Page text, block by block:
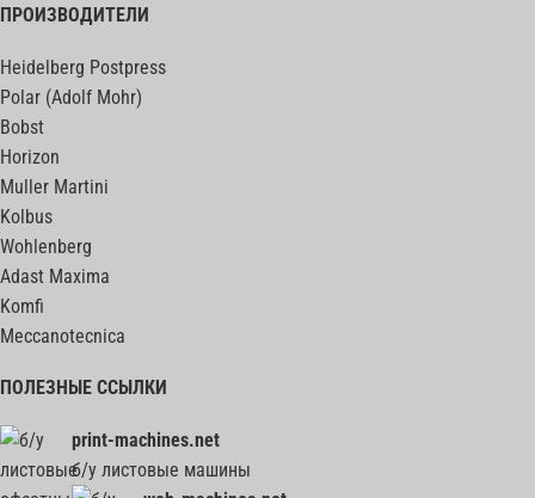
ПРОИЗВОДИТЕЛИ
Heidelberg Postpress
Polar (Adolf Mohr)
Bobst
Horizon
Muller Martini
Kolbus
Wohlenberg
Adast Maxima
Komfi
Meccanotecnica
ПОЛЕЗНЫЕ ССЫЛКИ
print-machines.net
б/у листовые машины